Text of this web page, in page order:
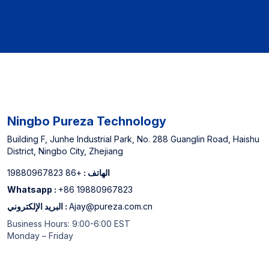
Ningbo Pureza Technology
Building F, Junhe Industrial Park, No. 288 Guanglin Road, Haishu
District, Ningbo City, Zhejiang
الهاتف : +86 19880967823
Whatsapp : +86 19880967823
البريد الإلكتروني : Ajay@pureza.com.cn
Business Hours: 9:00-6:00 EST
Monday – Friday